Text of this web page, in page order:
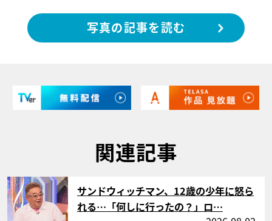
写真の記事を読む
関連記事
サムネイル
サンドウィッチマン、12歳の少年に怒ら
れる…「何しに行ったの？」ロ…